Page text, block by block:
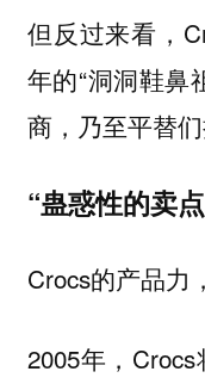
但反过来看，
年的“洞洞鞋鼻
商，乃至平替
“蛊惑性的卖
Crocs的产品力
2005年，